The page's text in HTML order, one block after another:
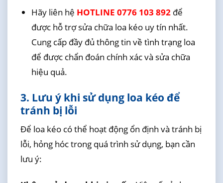
Hãy liên hệ HOTLINE 0776 103 892để
được hỗ trợ sửa chữa loa kéo uy tín nhất.
Cung cấp đầy đủ thông tin về tình trạng loa
để được chẩn đoán chính xác và sửa chữa
hiệu quả.
3. Lưu ý khi sử dụng loa kéo để
tránh bị lỗi
Để loa kéo có thể hoạt động ổn định và tránh bị
lỗi, hỏng hóc trong quá trình sử dụng, bạn cần
lưu ý: